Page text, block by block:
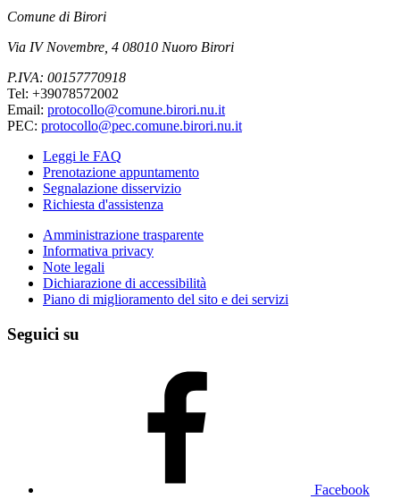
Comune di Birori
Via IV Novembre, 4 08010 Nuoro Birori
P.IVA: 00157770918
Tel: +39078572002
Email: protocollo@comune.birori.nu.it
PEC: protocollo@pec.comune.birori.nu.it
Leggi le FAQ
Prenotazione appuntamento
Segnalazione disservizio
Richiesta d'assistenza
Amministrazione trasparente
Informativa privacy
Note legali
Dichiarazione di accessibilità
Piano di miglioramento del sito e dei servizi
Seguici su
Facebook